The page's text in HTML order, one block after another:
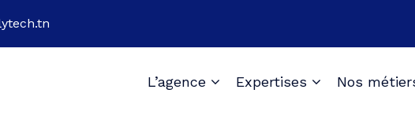
L’agence Expertises Nos